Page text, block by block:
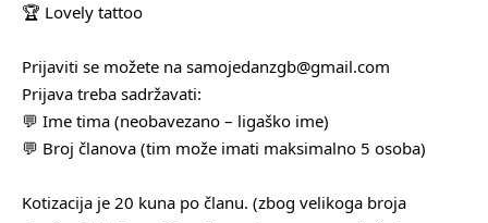
🏆 Lovely tattoo
Prijaviti se možete na samojedanzgb@gmail.com
Prijava treba sadržavati:
💬 Ime tima (neobavezano – ligaško ime)
💬 Broj članova (tim može imati maksimalno 5 osoba)
Kotizacija je 20 kuna po članu. (zbog velikoga broja